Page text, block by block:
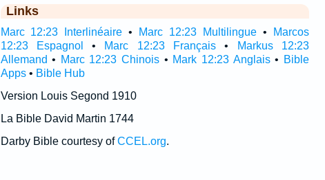
Links
Marc 12:23 Interlinéaire • Marc 12:23 Multilingue •
Marcos
12:23 Espagnol
• Marc 12:23 Français •
Markus 12:23
Allemand • Marc 12:23 Chinois • Mark 12:23 Anglais• Bible
Apps• Bible Hub
Version Louis Segond 1910
La Bible David Martin 1744
Darby Bible courtesy ofCCEL.org.